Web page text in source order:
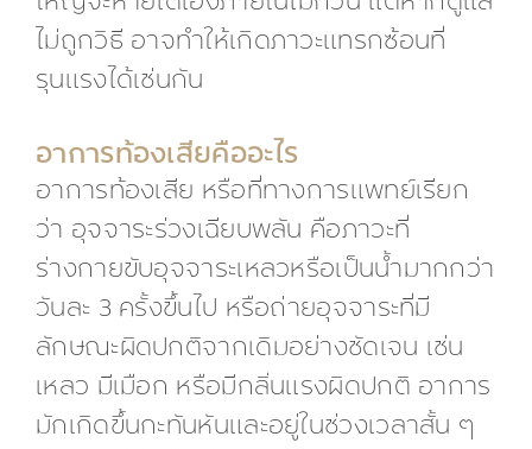
ไม่ถูกวิธี อาจทำให้เกิดภาวะแทรกซ้อนที่
รุนแรงได้เช่นกัน
อาการท้องเสียคืออะไร
อาการท้องเสีย หรือที่ทางการแพทย์เรียก
ว่า อุจจาระร่วงเฉียบพลัน คือภาวะที่
ร่างกายขับอุจจาระเหลวหรือเป็นน้ำมากกว่า
วันละ 3 ครั้งขึ้นไป หรือถ่ายอุจจาระที่มี
ลักษณะผิดปกติจากเดิมอย่างชัดเจน เช่น
เหลว มีเมือก หรือมีกลิ่นแรงผิดปกติ อาการ
มักเกิดขึ้นกะทันหันและอยู่ในช่วงเวลาสั้น ๆ